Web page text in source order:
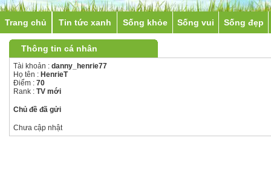
Trang chủ Tin tức xanh Sống khỏe Sống vui Sống đẹp
Thông tin cá nhân
Tài khoản : danny_henrie77
Họ tên : HenrieT
Điểm : 70
Rank : TV mới
Chủ đề đã gửi
Chưa cập nhật